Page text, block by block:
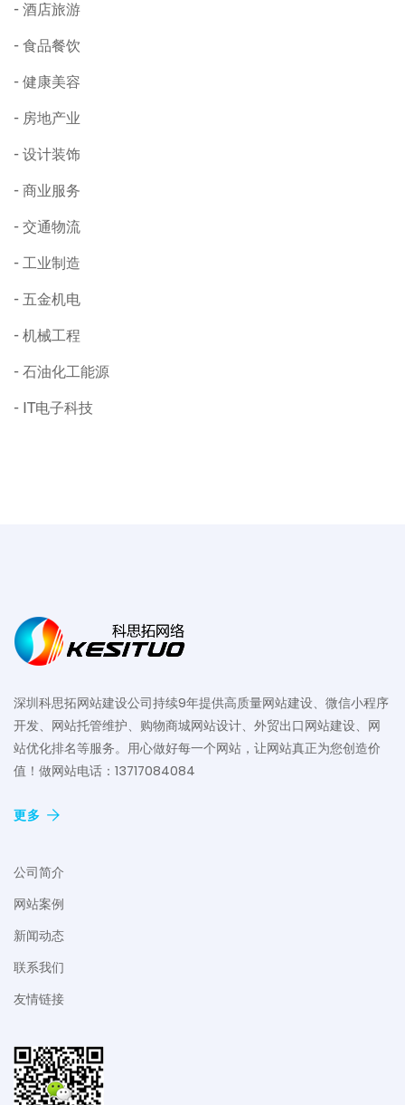
酒店旅游
食品餐饮
健康美容
房地产业
设计装饰
商业服务
交通物流
工业制造
五金机电
机械工程
石油化工能源
IT电子科技
深圳科思拓网站建设公司持续9年提供高质量网站建设、微信小程序
开发、网站托管维护、购物商城网站设计、外贸出口网站建设、网
站优化排名等服务。用心做好每一个网站，让网站真正为您创造价
值！做网站电话：13717084084
更多
公司简介
网站案例
新闻动态
联系我们
友情链接